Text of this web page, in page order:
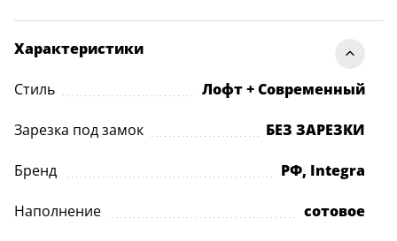
Характеристики
Стиль Лофт + Современный
Зарезка под замок БЕЗ ЗАРЕЗКИ
Бренд РФ, Integra
Наполнение сотовое